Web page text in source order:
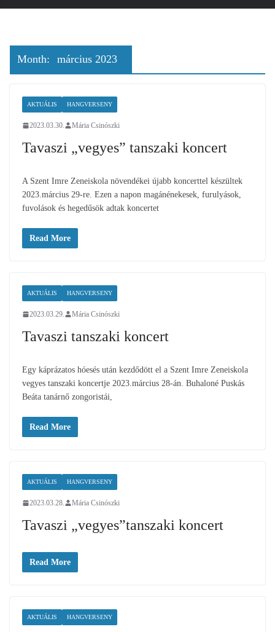
Month: március 2023
AKTUÁLIS HANGVERSENY
2023.03.30. Mária Csinószki
Tavaszi „vegyes” tanszaki koncert
A Szent Imre Zeneiskola növendékei újabb koncerttel készültek
2023.március 29-re. Ezen a napon magánénekesek, furulyások,
fuvolások és hegedűsök adtak koncertet
Read More
AKTUÁLIS HANGVERSENY
2023.03.29. Mária Csinószki
Tavaszi tanszaki koncert
Egy káprázatos hóesés után kezdődött el a Szent Imre Zeneiskola
vegyes tanszaki koncertje 2023.március 28-án. Buhaloné Puskás
Beáta tanárnő zongoristái,
Read More
AKTUÁLIS HANGVERSENY
2023.03.28. Mária Csinószki
Tavaszi „vegyes”tanszaki koncert
Read More
AKTUÁLIS HANGVERSENY